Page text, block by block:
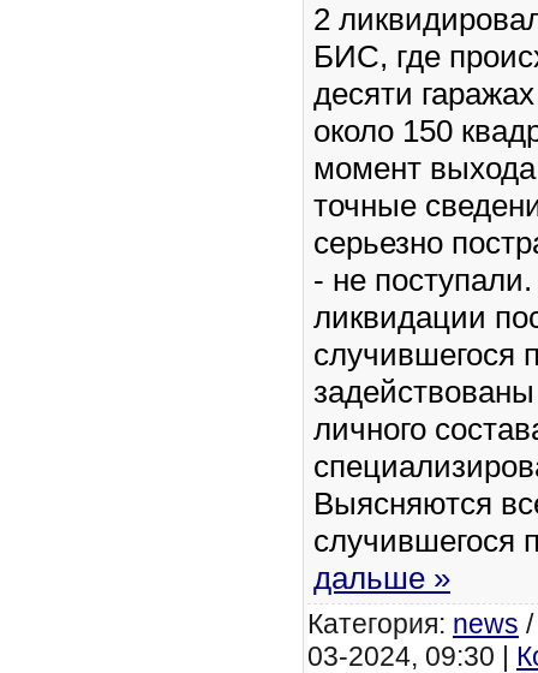
2
БИС, где
десяти
около 150
момент
точные
серьезно
- не
ликвидации
случившегося
личного
Выясняются
случившегося
дальше »
Категория: news
03-2024, 09:30 |